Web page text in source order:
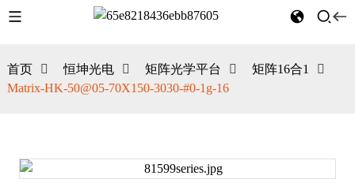
首页 恒坤光电 矩阵光学平台
矩阵16合1
Matrix-HK-50@05-70X150-3030-#0-1g-16